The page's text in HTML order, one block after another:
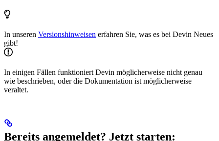
In unseren Versionshinweisen erfahren Sie, was es bei Devin Neues
gibt!
In einigen Fällen funktioniert Devin möglicherweise nicht genau
wie beschrieben, oder die Dokumentation ist möglicherweise
veraltet.
Bereits angemeldet? Jetzt starten: